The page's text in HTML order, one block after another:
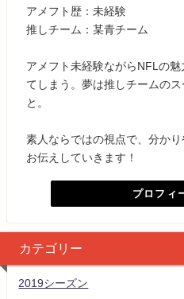
アメフト歴：未経験
推しチーム：某青チーム
アメフト未経験ながらNFLの
てしまう。夢は推しチームの
と。
素人ならではの視点で、分か
お伝えしていきます！
プロフィ
カテゴリー
2019シーズン